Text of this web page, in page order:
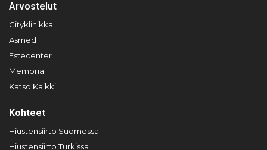
Arvostelut
Cityklinikka
Asmed
Estecenter
Memorial
Katso Kaikki
Kohteet
Hiustensiirto Suomessa
Hiustensiirto Turkissa